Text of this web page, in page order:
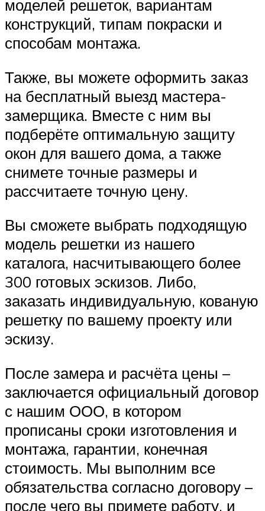
моделей решеток, вариантам
конструкций, типам покраски и
способам монтажа.
Также, вы можете оформить заказ
на бесплатный выезд мастера-
замерщика. Вместе с ним вы
подберёте оптимальную защиту
окон для вашего дома, а также
снимете точные размеры и
рассчитаете точную цену.
Вы сможете выбрать подходящую
модель решетки из нашего
каталога, насчитывающего более
300 готовых эскизов. Либо,
заказать индивидуальную, кованую
решетку по вашему проекту или
эскизу.
После замера и расчёта цены –
заключается официальный договор
с нашим ООО, в котором
прописаны сроки изготовления и
монтажа, гарантии, конечная
стоимость. Мы выполним все
обязательства согласно договору –
после чего вы примете работу, и